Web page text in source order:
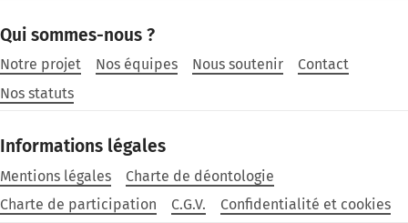
Qui sommes-nous ?
Notre projet Nos équipes Nous soutenir
Contact
Nos statuts
Informations légales
Mentions légales
Charte de déontologie
Charte de participation
C.G.V. Confidentialité et cookies